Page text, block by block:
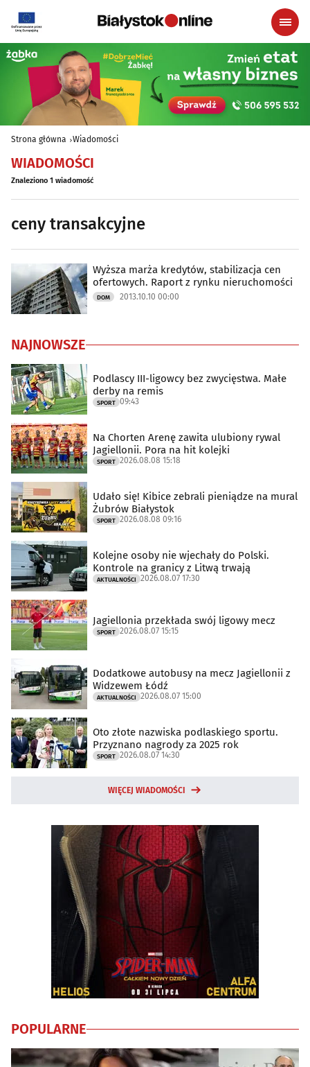
Strona główna Wiadomości
WIADOMOŚCI
Znaleziono 1 wiadomość
ceny transakcyjne
Wyższa marża kredytów, stabilizacja cen
ofertowych. Raport z rynku nieruchomości
DOM 2013.10.10 00:00
NAJNOWSZE
Podlascy III-ligowcy bez zwycięstwa. Małe
derby na remis
SPORT 09:43
Na Chorten Arenę zawita ulubiony rywal
Jagiellonii. Pora na hit kolejki
SPORT 2026.08.08 15:18
Udało się! Kibice zebrali pieniądze na mural
Żubrów Białystok
SPORT 2026.08.08 09:16
Kolejne osoby nie wjechały do Polski.
Kontrole na granicy z Litwą trwają
AKTUALNOŚCI 2026.08.07 17:30
Jagiellonia przekłada swój ligowy mecz
SPORT 2026.08.07 15:15
Dodatkowe autobusy na mecz Jagiellonii z
Widzewem Łódź
AKTUALNOŚCI 2026.08.07 15:00
Oto złote nazwiska podlaskiego sportu.
Przyznano nagrody za 2025 rok
SPORT 2026.08.07 14:30
WIĘCEJ WIADOMOŚCI
POPULARNE